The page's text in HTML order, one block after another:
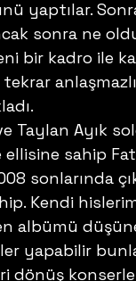
yaptılar.
sonra ne
bir kadro ile
Taylan Ayık
sahip
sonlarında
Kendi
albümü
yapabilir
dönüş